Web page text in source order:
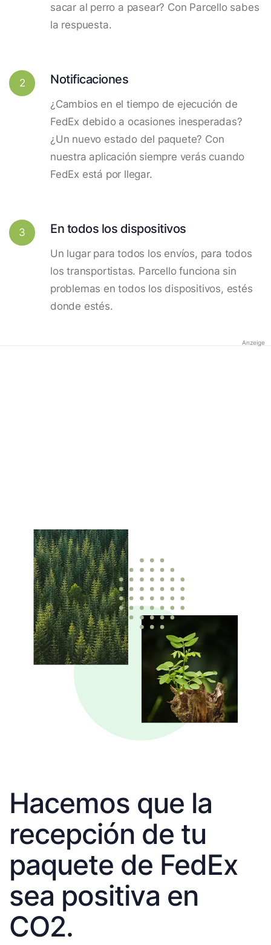
sacar al perro a pasear? Con Parcello sabes
la respuesta.
2 Notificaciones
¿Cambios en el tiempo de ejecución de
FedEx debido a ocasiones inesperadas?
¿Un nuevo estado del paquete? Con
nuestra aplicación siempre verás cuando
FedEx está por llegar.
3 En todos los dispositivos
Un lugar para todos los envíos, para todos
los transportistas. Parcello funciona sin
problemas en todos los dispositivos, estés
donde estés.
Anzeige
Hacemos que la
recepción de tu
paquete de FedEx
sea positiva en
CO2.